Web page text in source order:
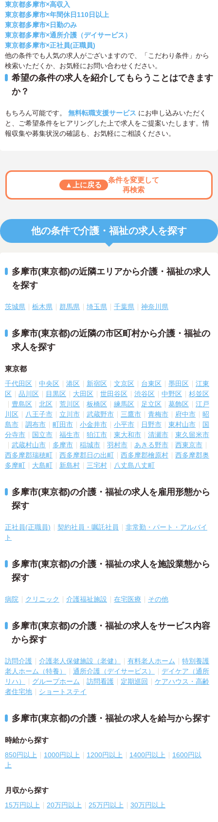
東京都多摩市×高収入
東京都多摩市×年間休日110日以上
東京都多摩市×日勤のみ
東京都多摩市×通所介護（デイサービス）
東京都多摩市×正社員(正職員)
他の条件でも人気の求人がございますので、「こだわり条件」から
検索いただくか、お気軽にお問い合わせください。
希望の条件の求人を紹介してもらうことはできます
か？
もちろん可能です。 無料転職支援サービス にお申し込みいただく
と、ご希望条件をヒアリングした上で求人をご提案いたします。情
報収集や募集状況の確認も、お気軽にご相談ください。
▲上に戻る
条件を変更して
再検索
他の条件で介護・福祉の求人を探す
多摩市(東京都)の近隣エリアから介護・福祉の求人
を探す
茨城県 栃木県 群馬県 埼玉県 千葉県 神奈川県
多摩市(東京都)の近隣の市区町村から介護・福祉の
求人を探す
東京都
千代田区 中央区 港区 新宿区 文京区 台東区 墨田区
江東
区
品川区 目黒区 大田区 世田谷区 渋谷区 中野区
杉並区
豊島区
北区 荒川区 板橋区 練馬区 足立区 葛飾区
江戸
川区
八王子市 立川市 武蔵野市 三鷹市 青梅市 府中市
昭
島市
調布市 町田市 小金井市 小平市 日野市 東村山市
国
分寺市
国立市 福生市 狛江市 東大和市 清瀬市
東久留米市
武蔵村山市
多摩市 稲城市 羽村市 あきる野市
西東京市
西多摩郡瑞穂町
西多摩郡日の出町 西多摩郡檜原村
西多摩郡奥
多摩町
大島町 新島村 三宅村 八丈島八丈町
多摩市(東京都)の介護・福祉の求人を雇用形態から
探す
正社員(正職員) 契約社員・嘱託社員
非常勤・パート・アルバイ
ト
多摩市(東京都)の介護・福祉の求人を施設業態から
探す
病院 クリニック 介護福祉施設 在宅医療 その他
多摩市(東京都)の介護・福祉の求人をサービス内容
から探す
訪問介護 介護老人保健施設（老健） 有料老人ホーム
特別養護
老人ホーム（特養）
通所介護（デイサービス）
デイケア（通所
リハ）
グループホーム 訪問看護 定期巡回
ケアハウス・高齢
者住宅地
ショートステイ
多摩市(東京都)の介護・福祉の求人を給与から探す
時給から探す
850円以上 1000円以上 1200円以上 1400円以上
1600円以
上
月収から探す
15万円以上 20万円以上 25万円以上 30万円以上